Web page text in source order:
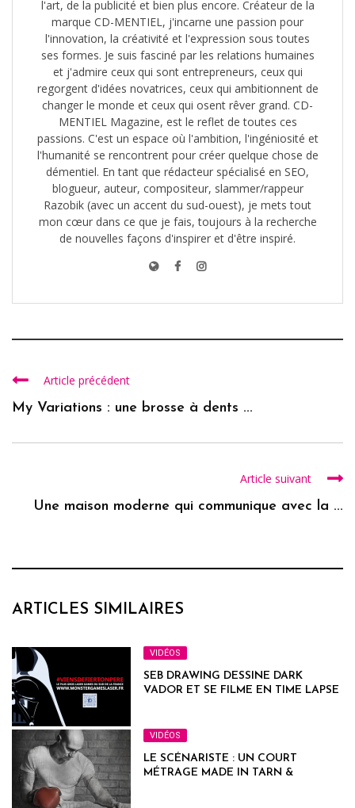
l'art, de la publicité et bien plus encore. Créateur de la
marque CD-MENTIEL, j'incarne une passion pour
l'innovation, la créativité et l'expression sous toutes
ses formes. Je suis fasciné par les relations humaines
et j'admire ceux qui sont entrepreneurs, ceux qui
regorgent d'idées novatrices, ceux qui ambitionnent de
changer le monde et ceux qui osent rêver grand. CD-
MENTIEL Magazine, est le reflet de toutes ces
passions. C'est un espace où l'ambition, l'ingéniosité et
l'humanité se rencontrent pour créer quelque chose de
démentiel. En tant que rédacteur spécialisé en SEO,
blogueur, auteur, compositeur, slammer/rappeur
Razobik (avec un accent du sud-ouest), je mets tout
mon cœur dans ce que je fais, toujours à la recherche
de nouvelles façons d'inspirer et d'être inspiré.
Article précédent
My Variations : une brosse à dents ...
Article suivant
Une maison moderne qui communique avec la ...
ARTICLES SIMILAIRES
VIDÉOS
SEB DRAWING DESSINE DARK
VADOR ET SE FILME EN TIME LAPSE
VIDÉOS
LE SCÉNARISTE : UN COURT
MÉTRAGE MADE IN TARN &